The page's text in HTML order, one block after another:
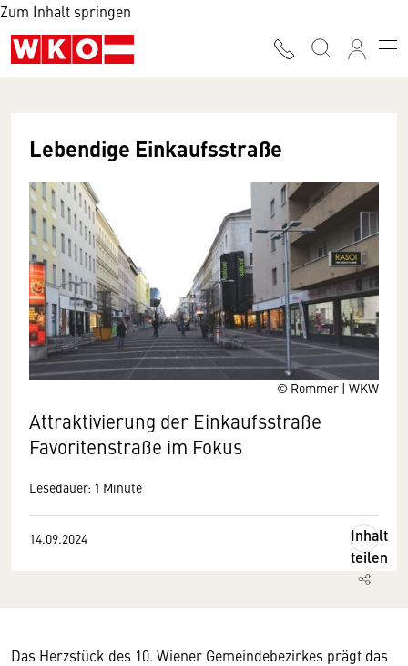
Zum Inhalt springen
© Rommer | WKW
Lebendige Einkaufsstraße
Attraktivierung der Einkaufsstraße
Favoritenstraße im Fokus
Lesedauer: 1 Minute
14.09.2024
Inhalt
teilen
Das Herzstück des 10. Wiener Gemeindebezirkes prägt das